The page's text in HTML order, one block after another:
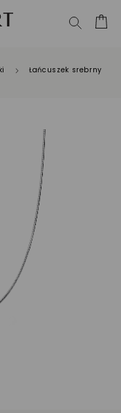
Łańcuszek srebrny